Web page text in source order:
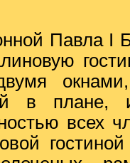
Павла I
в плане,
всех